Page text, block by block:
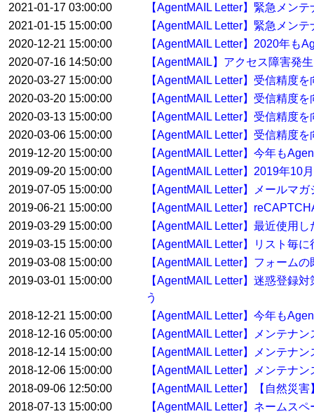
2021-01-17 03:00:00
【AgentMAIL Letter】緊急メン
2021-01-15 15:00:00
【AgentMAIL Letter】緊急メン
2020-12-21 15:00:00
【AgentMAIL Letter】2020年も
2020-07-16 14:50:00
【AgentMAIL】アクセス障害発
2020-03-27 15:00:00
【AgentMAIL Letter】受信精度
2020-03-20 15:00:00
【AgentMAIL Letter】受信精度
2020-03-13 15:00:00
【AgentMAIL Letter】受信精度
2020-03-06 15:00:00
【AgentMAIL Letter】受信精度
2019-12-20 15:00:00
【AgentMAIL Letter】今年も
2019-09-20 15:00:00
【AgentMAIL Letter】2019年10
2019-07-05 15:00:00
【AgentMAIL Letter】メールマ
2019-06-21 15:00:00
【AgentMAIL Letter】
2019-03-29 15:00:00
【AgentMAIL Letter】最近使用
2019-03-15 15:00:00
【AgentMAIL Letter】リスト毎
2019-03-08 15:00:00
【AgentMAIL Letter】フォーム
2019-03-01 15:00:00
【AgentMAIL Letter】迷惑登録
う
2018-12-21 15:00:00
【AgentMAIL Letter】今年も
2018-12-16 05:00:00
【AgentMAIL Letter】メンテナ
2018-12-14 15:00:00
【AgentMAIL Letter】メンテナ
2018-12-06 15:00:00
【AgentMAIL Letter】メンテナ
2018-09-06 12:50:00
【AgentMAIL Letter】【自然災
2018-07-13 15:00:00
【AgentMAIL Letter】ネームス